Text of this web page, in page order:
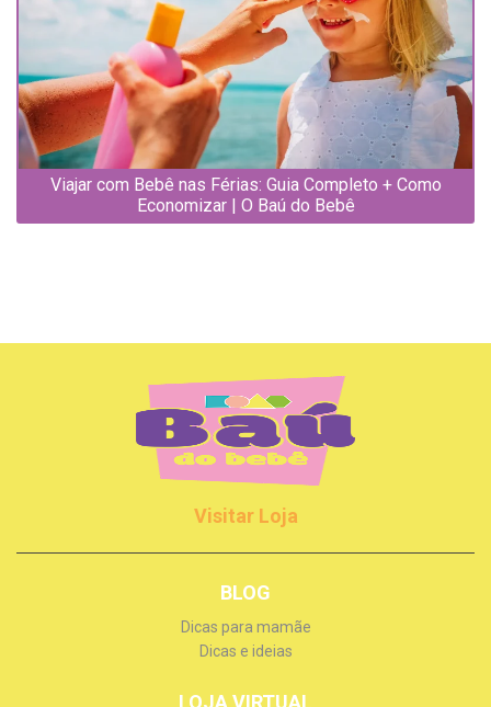
Viajar com Bebê nas Férias: Guia Completo + Como
Economizar | O Baú do Bebê
Visitar Loja
BLOG
Dicas para mamãe
Dicas e ideias
LOJA VIRTUAL